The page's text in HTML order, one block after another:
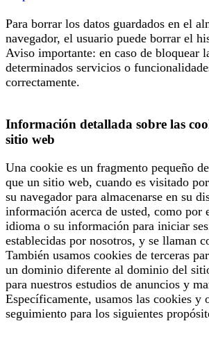
Para borrar los datos guardados en el
navegador, el usuario puede borrar el
Aviso importante: en caso de bloquear
determinados servicios o
correctamente.
Información detallada sobre las
sitio web
Una cookie es un fragmento pequeño
que un sitio web, cuando es visitado
su navegador para almacenarse en su
información acerca de usted, como por
idioma o su información para iniciar
establecidas por nosotros, y se llaman
También usamos cookies de terceras
un dominio diferente al dominio del
para nuestros estudios de anuncios y
Específicamente, usamos las cookies y
seguimiento para los siguientes